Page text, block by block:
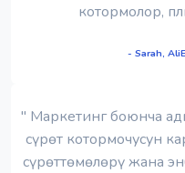
котормолор,
- Sarah,
" Маркетинг боюнча
сүрөт котормочусун
сүрөттөмөлөрү жана